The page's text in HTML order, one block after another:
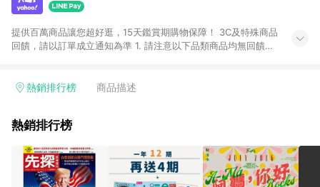
提供百萬商品讓您超好逛，15天鑑賞期購物保障！ 3C及特殊商品
回饋，請以訂單成立通知為準 1. 請注意以下品類商品均無回饋：
電玩/遊戲/相機/單眼/鏡頭/拍立得 [2024/6/1起適用] -內接硬
的購回饋活動享Yahoo超贈點回饋者 - 購物中心商店之商品：商
3. 訂單回饋金額將扣除運費/購物金/超贈點/福利金/紅利折抵/折
價券等虛擬貨幣折抵 4. 大宗採購或批發轉賣不具回饋資格： 如
有相關事證認定您為大宗採購、批發轉賣而非最終消費使用者，
熱銷排行榜 商品描述
熱銷排行榜